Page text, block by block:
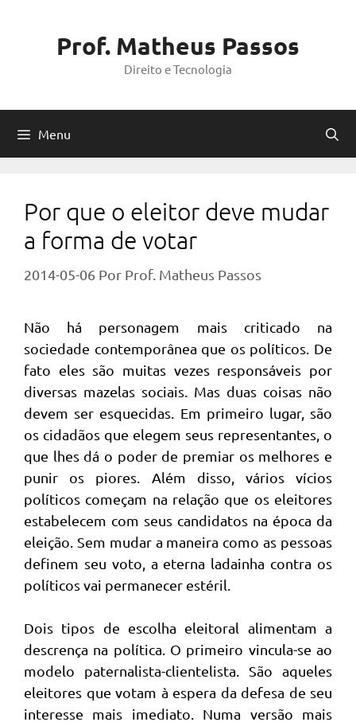
Prof. Matheus Passos
Direito e Tecnologia
Menu
Por que o eleitor deve mudar
a forma de votar
2014-05-06 Por Prof. Matheus Passos
Não há personagem mais criticado na
sociedade contemporânea que os políticos. De
fato eles são muitas vezes responsáveis por
diversas mazelas sociais. Mas duas coisas não
devem ser esquecidas. Em primeiro lugar, são
os cidadãos que elegem seus representantes, o
que lhes dá o poder de premiar os melhores e
punir os piores. Além disso, vários vícios
políticos começam na relação que os eleitores
estabelecem com seus candidatos na época da
eleição. Sem mudar a maneira como as pessoas
definem seu voto, a eterna ladainha contra os
políticos vai permanecer estéril.
Dois tipos de escolha eleitoral alimentam a
descrença na política. O primeiro vincula-se ao
modelo paternalista-clientelista. São aqueles
eleitores que votam à espera da defesa de seu
interesse mais imediato. Numa versão mais